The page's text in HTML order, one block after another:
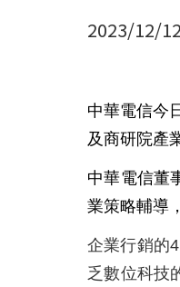
2023/12/12
中華電信今
及商研院產
中華電信董
業策略輔導
企業行銷的
乏數位科技